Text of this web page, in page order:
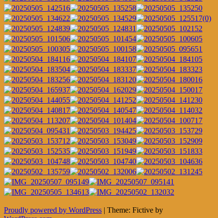
Posts
←
Proudly powered by WordPress | Theme: Fictive by